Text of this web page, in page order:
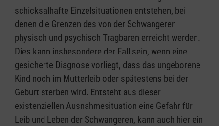
schicksalhafte Einzelsituationen entstehen, bei
denen die Grenzen des von der Schwangeren
physisch und psychisch Tragbaren erreicht werden.
Dies kann insbesondere der Fall sein, wenn eine
gesicherte Diagnose vorliegt, dass das ungeborene
Kind noch im Mutterleib oder spätestens bei der
Geburt sterben wird. Entsteht aus dieser
existenziellen Ausnahmesituation eine Gefahr für
Leib und Leben der Schwangeren, kann auch hier ein